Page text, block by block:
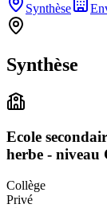
Synthèse
Synthèse
Ecole
herbe - niveau
Collège
Privé